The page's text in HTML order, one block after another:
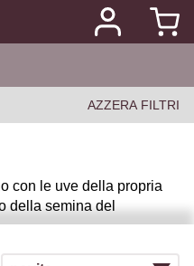
AZZERA FILTRI
con le uve della propria
della semina del
e piacere per